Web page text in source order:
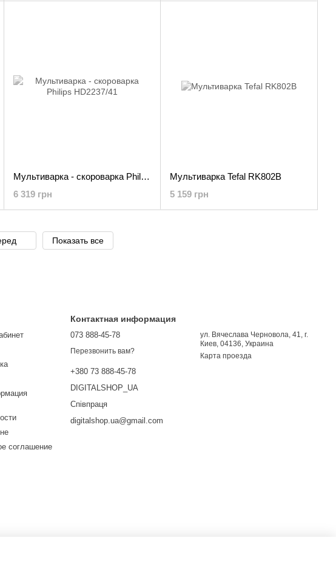
Мультиварка - скороварка Philips HD2237/41
6 319 грн
Мультиварка Tefal RK802B
5 159 грн
Показать все
соглашение
Контактная информация
073 888-45-78
Перезвонить вам?
+380 73 888-45-78
DIGITALSHOP_UA
Співпраця
digitalshop.ua@gmail.com
ул. Вячеслава Черновола, 41, г.
Киев, 04136, Украина
Карта проезда